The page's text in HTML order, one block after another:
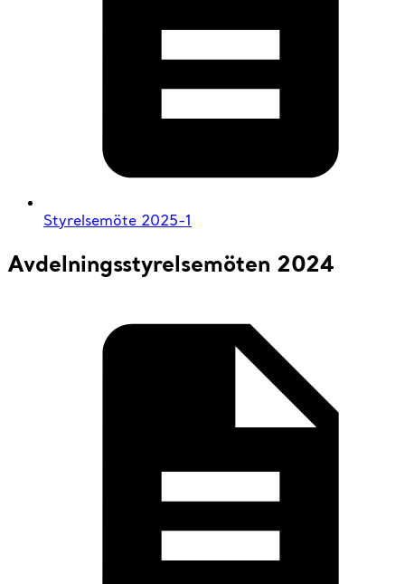
Styrelsemöte 2025-1
Avdelningsstyrelsemöten 2024